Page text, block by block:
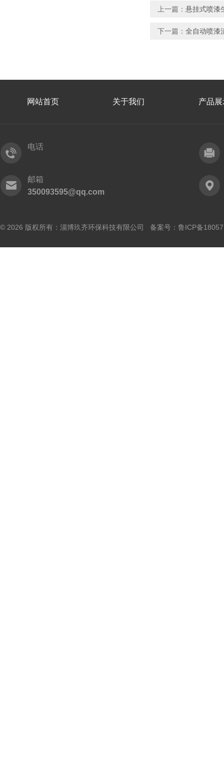
上一篇： 悬挂式喷漆
下一篇： 全自动喷漆
网站首页 关于我们 产品展
电话
邮箱
350093595@qq.com
© 2026 版权所有：淄博玖齐环保科技有限公司 备案号： 鲁ICP备